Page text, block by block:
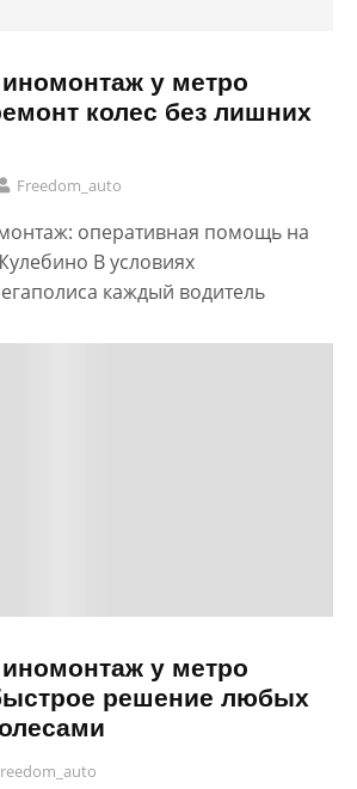
у метро
колес без лишних
Freedom_auto
оперативная помощь на
В условиях
каждый водитель
у метро
решение любых